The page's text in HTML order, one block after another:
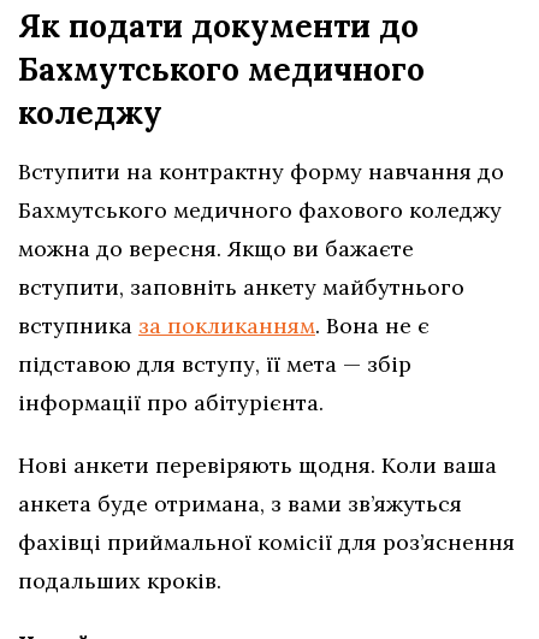
Як подати документи до
Бахмутського медичного
коледжу
Вступити на контрактну форму навчання до
Бахмутського медичного фахового коледжу
можна до вересня. Якщо ви бажаєте
вступити, заповніть анкету майбутнього
вступника за покликанням. Вона не є
підставою для вступу, її мета — збір
інформації про абітурієнта.
Нові анкети перевіряють щодня. Коли ваша
анкета буде отримана, з вами зв’яжуться
фахівці приймальної комісії для роз’яснення
подальших кроків.